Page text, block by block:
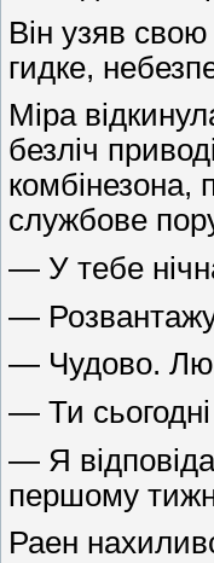
Він узяв
гидке,
Міра
безліч
комбінезона,
службове
— У тебе
—
— Чудово.
— Ти
— Я
першому
Раен